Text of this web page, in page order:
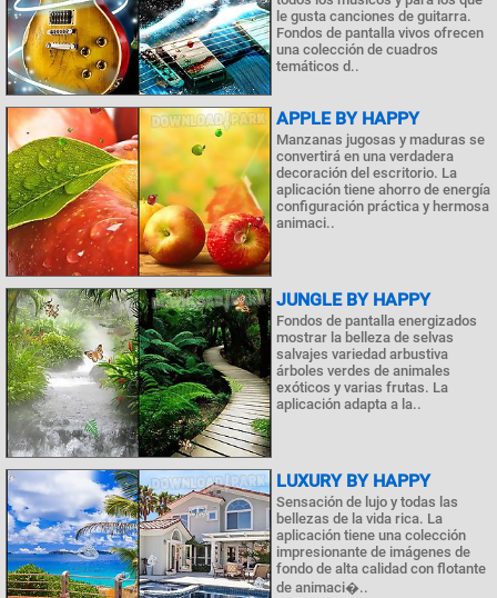
le gusta canciones de guitarra.
Fondos de pantalla vivos ofrecen
una colección de cuadros
temáticos d..
APPLE BY HAPPY
Manzanas jugosas y maduras se
convertirá en una verdadera
decoración del escritorio. La
aplicación tiene ahorro de energía
configuración práctica y hermosa
animaci..
JUNGLE BY HAPPY
Fondos de pantalla energizados
mostrar la belleza de selvas
salvajes variedad arbustiva
árboles verdes de animales
exóticos y varias frutas. La
aplicación adapta a la..
LUXURY BY HAPPY
Sensación de lujo y todas las
bellezas de la vida rica. La
aplicación tiene una colección
impresionante de imágenes de
fondo de alta calidad con flotante
de animaci�..